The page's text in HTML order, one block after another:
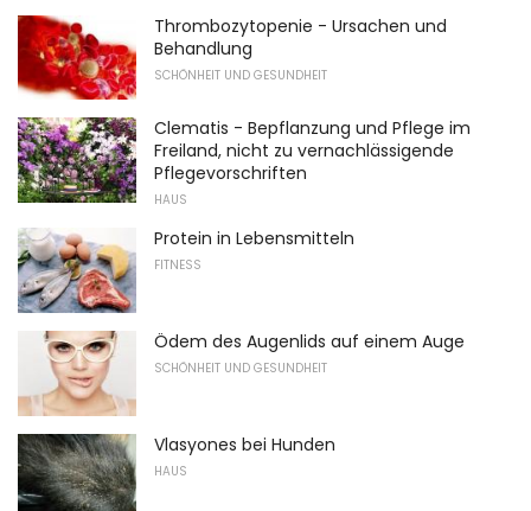
Thrombozytopenie - Ursachen und
Behandlung
SCHÖNHEIT UND GESUNDHEIT
Clematis - Bepflanzung und Pflege im
Freiland, nicht zu vernachlässigende
Pflegevorschriften
HAUS
Protein in Lebensmitteln
FITNESS
Ödem des Augenlids auf einem Auge
SCHÖNHEIT UND GESUNDHEIT
Vlasyones bei Hunden
HAUS